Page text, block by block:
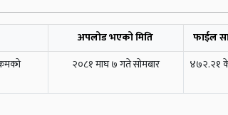
अपलोड भएको मिति फाईल
२०८१ माघ ७ गते सोमबार ४७२.२१